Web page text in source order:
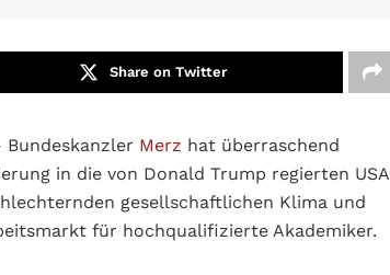
Share on Twitter
Bundeskanzler Merz hat überraschend
in die von Donald Trump regierten USA
gesellschaftlichen Klima und
für hochqualifizierte Akademiker.